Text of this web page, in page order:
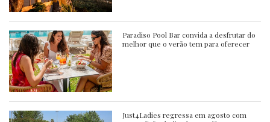
Paradiso Pool Bar convida a desfrutar do
melhor que o verão tem para oferecer
Just4Ladies regressa em agosto com